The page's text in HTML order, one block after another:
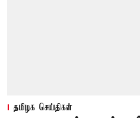
தமிழக செய்திகள்